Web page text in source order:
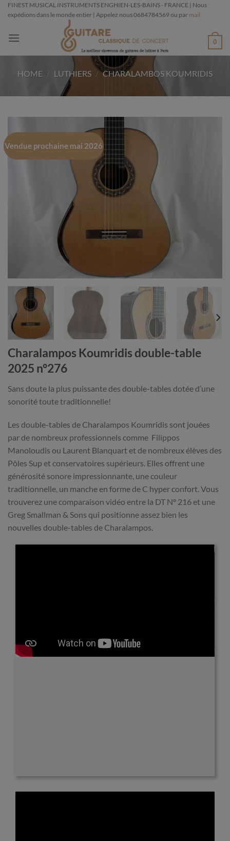
Passer
au
FINEST MUSICAL INSTRUMENTS ENGHIEN-LES-BAINS - FRANCE | Nous
expédions dans le monde entier | Appelez nous 0684784569 ou par mail
0
HOME LUTHIERS / CHARALAMBOS KOUMRIDIS
Vendue prochaine mai 2026
Charalampos Koumridis double-table
2025 n°276
Sans doute la plus puissante des double-tables dotée d’une
sonorité toute traditionnelle!
Les double-tables de Charalampos Koumridis sont jouées
par de nombreux professionnels comme Filippos
Manoloudis ou Laurent Blanquart et de nombreux élèves des
Pôles Sup et conservatoires supérieurs. Elles offrent une
générosité sonore impressionnante, une couleur
traditionnelle, un manche en forme de C hyper confort. Vous
trouverez une comparaison vidéo entre la DT N° 216 et une
Greg Smallman & Sons qui positionne assez bien les
nouvelles double-tables de Charalampos.